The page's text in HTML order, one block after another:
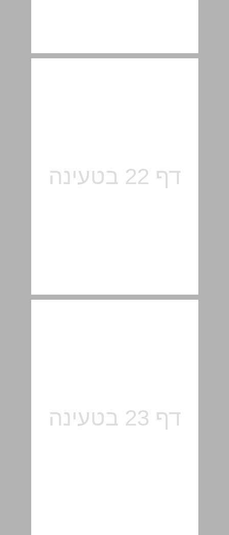
2.2.2 שימושים של משווה ... 23
2.2.3 חסרונות המשווה הבסיסי ... 24